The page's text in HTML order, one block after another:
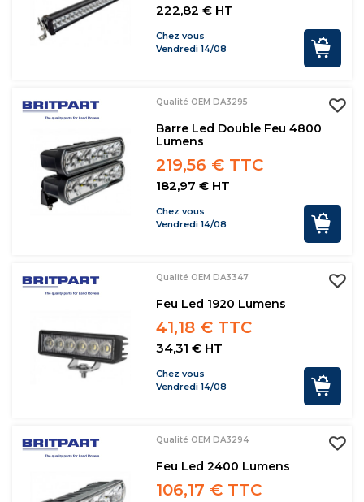
222,82 € HT
Chez vous
Vendredi 14/08
Qualité OEM DA3295
Barre Led Double Feu 4800
Lumens
219,56 € TTC
182,97 € HT
Chez vous
Vendredi 14/08
Qualité OEM DA3347
Feu Led 1920 Lumens
41,18 € TTC
34,31 € HT
Chez vous
Vendredi 14/08
Qualité OEM DA3294
Feu Led 2400 Lumens
106,17 € TTC